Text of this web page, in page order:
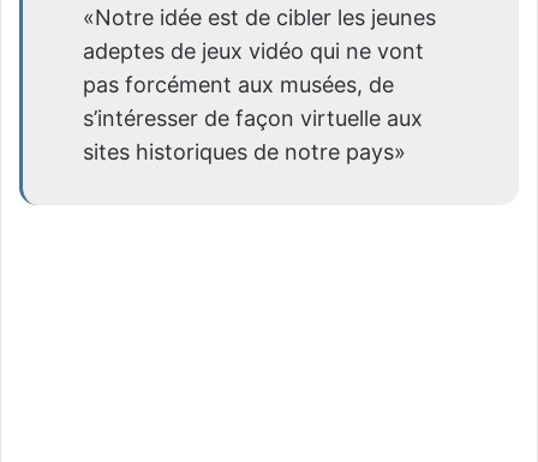
«Notre idée est de cibler les jeunes
adeptes de jeux vidéo qui ne vont
pas forcément aux musées, de
s’intéresser de façon virtuelle aux
sites historiques de notre pays»